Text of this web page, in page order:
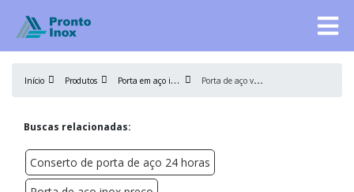
Início Produtos P
orta em aço inox P
orta de aço valor
Buscas relacionadas:
Conserto de porta de aço 24 horas